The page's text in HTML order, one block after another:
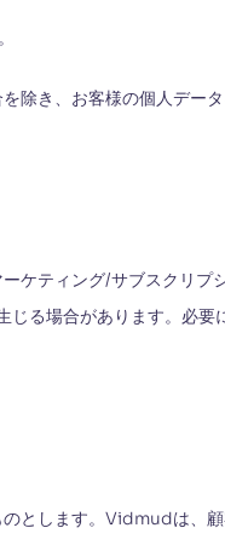
除き、お客様の個人デー
ケティング/サブスクリプ
る場合があります。必要
とします。Vidmudは、